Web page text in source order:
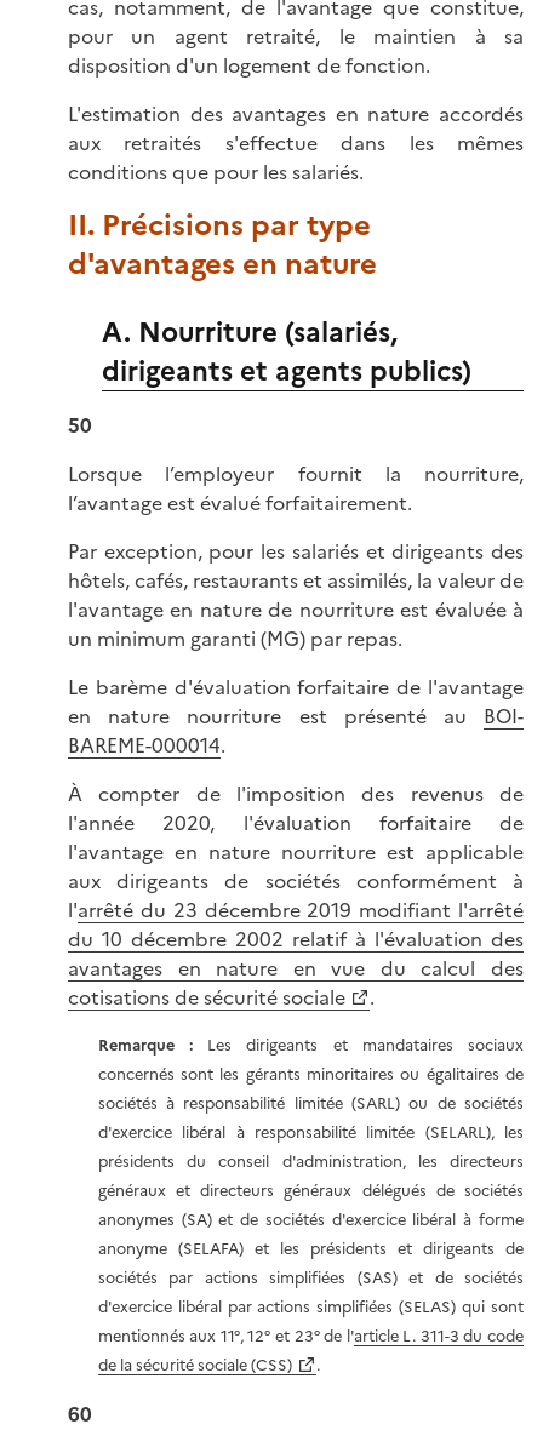
cas, notamment, de l'avantage que constitue,
pour un agent retraité, le maintien à sa
disposition d'un logement de fonction.
L'estimation des avantages en nature accordés
aux retraités s'effectue dans les mêmes
conditions que pour les salariés.
II. Précisions par type
d'avantages en nature
A. Nourriture (salariés,
dirigeants et agents publics)
50
Lorsque l’employeur fournit la nourriture,
l’avantage est évalué forfaitairement.
Par exception, pour les salariés et dirigeants des
hôtels, cafés, restaurants et assimilés, la valeur de
l'avantage en nature de nourriture est évaluée à
un minimum garanti (MG) par repas.
Le barème d'évaluation forfaitaire de l'avantage
en nature nourriture est présenté au BOI-
BAREME-000014.
À compter de l'imposition des revenus de
l'année 2020, l'évaluation forfaitaire de
l'avantage en nature nourriture est applicable
aux dirigeants de sociétés conformément à
l'arrêté du 23 décembre 2019 modifiant l'arrêté
du 10 décembre 2002 relatif à l'évaluation des
avantages en nature en vue du calcul des
cotisations de sécurité sociale
.
Remarque : Les dirigeants et mandataires sociaux
concernés sont les gérants minoritaires ou égalitaires de
sociétés à responsabilité limitée (SARL) ou de sociétés
d'exercice libéral à responsabilité limitée (SELARL), les
présidents du conseil d'administration, les directeurs
généraux et directeurs généraux délégués de sociétés
anonymes (SA) et de sociétés d'exercice libéral à forme
anonyme (SELAFA) et les présidents et dirigeants de
sociétés par actions simplifiées (SAS) et de sociétés
d'exercice libéral par actions simplifiées (SELAS) qui sont
mentionnés aux 11°, 12° et 23° de l'article L. 311-3 du code
de la sécurité sociale (CSS)
.
60